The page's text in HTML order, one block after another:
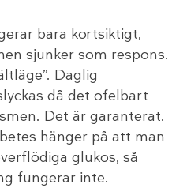
bara kortsiktigt,
sjunker som respons.
Daglig
då det ofelbart
Det är garanterat.
hänger på att man
glukos, så
fungerar inte.